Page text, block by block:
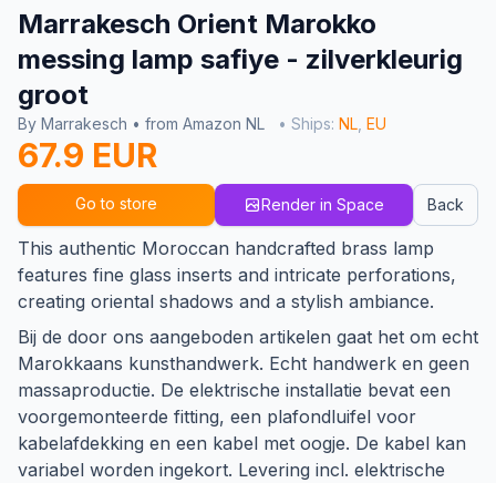
Marrakesch Orient Marokko
messing lamp safiye - zilverkleurig
groot
By Marrakesch • from Amazon NL • Ships: NL EU
67.9 EUR
Go to store Render in Space Back
This authentic Moroccan handcrafted brass lamp
features fine glass inserts and intricate perforations,
creating oriental shadows and a stylish ambiance.
Bij de door ons aangeboden artikelen gaat het om echt
Marokkaans kunsthandwerk. Echt handwerk en geen
massaproductie. De elektrische installatie bevat een
voorgemonteerde fitting, een plafondluifel voor
kabelafdekking en een kabel met oogje. De kabel kan
variabel worden ingekort. Levering incl. elektrische